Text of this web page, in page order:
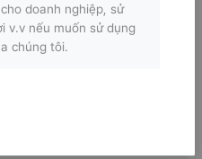
doanh nghiệp, sử
v.v nếu muốn sử dụng
chúng tôi.